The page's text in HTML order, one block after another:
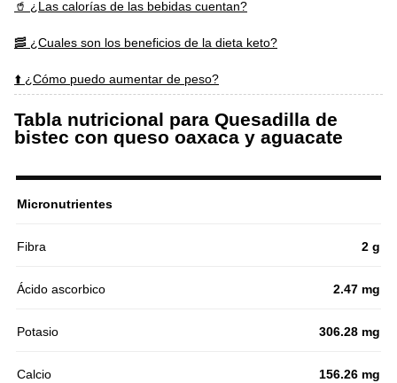
🥤 ¿Las calorías de las bebidas cuentan?
🥓 ¿Cuales son los beneficios de la dieta keto?
⬆️ ¿Cómo puedo aumentar de peso?
Tabla nutricional para Quesadilla de
bistec con queso oaxaca y aguacate
Micronutrientes
Fibra 2 g
Ácido ascorbico 2.47 mg
Potasio 306.28 mg
Calcio 156.26 mg